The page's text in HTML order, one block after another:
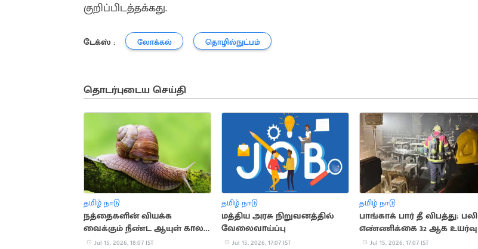
குறிப்பிடத்தக்கது.
டேக்ஸ் : லோக்கல் தொழில்நுட்பம்
தொடர்புடைய செய்தி
தமிழ் நாடு
நத்தைகளின் வியக்க
வைக்கும் நீண்ட ஆயுள் கால
ரகசியங்கள்
Jul 15, 2026, 18:07 IST
தமிழ் நாடு
மத்திய அரசு நிறுவனத்தில்
வேலைவாய்ப்பு
Jul 15, 2026, 17:07 IST
தமிழ் நாடு
பாங்காக் பார் தீ விபத்து: பலி
எண்ணிக்கை 32 ஆக உயர்வு
Jul 15, 2026, 17:07 IST